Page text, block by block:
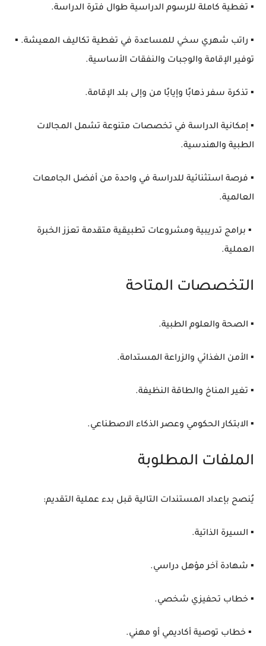
▪️ تغطية كاملة للرسوم الدراسية طوال فترة الدراسة.
▪️ راتب شهري سخي للمساعدة في تغطية تكاليف المعيشة. ▪️
توفير الإقامة والوجبات والنفقات الأساسية.
▪️ تذكرة سفر ذهابًا وإيابًا من وإلى بلد الإقامة.
▪️ إمكانية الدراسة في تخصصات متنوعة تشمل المجالات
الطبية والهندسية.
▪️ فرصة استثنائية للدراسة في واحدة من أفضل الجامعات
العالمية.
▪️ برامج تدريبية ومشروعات تطبيقية متقدمة تعزز الخبرة
العملية.
التخصصات المتاحة
▪️ الصحة والعلوم الطبية.
▪️ الأمن الغذائي والزراعة المستدامة.
▪️ تغير المناخ والطاقة النظيفة.
▪️ الابتكار الحكومي وعصر الذكاء الاصطناعي.
الملفات المطلوبة
يُنصح بإعداد المستندات التالية قبل بدء عملية التقديم:
▪️ السيرة الذاتية.
▪️ شهادة آخر مؤهل دراسي.
▪️ خطاب تحفيزي شخصي.
▪️ خطاب توصية أكاديمي أو مهني.